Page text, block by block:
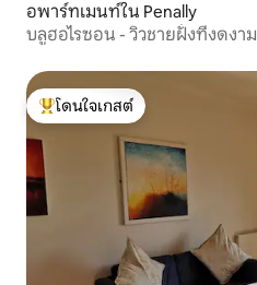
อพาร์ทเมนท์ใน Penally
บลูฮอไรซอน - วิวชายฝั่งที่งดงาม
โดนใจเกสต์ที่สุด
โดนใจเกสต์